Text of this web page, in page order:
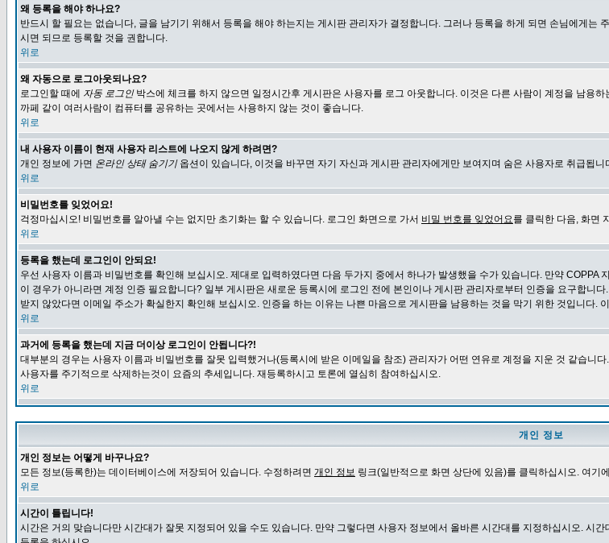
왜 등록을 해야 하나요?
반드시 할 필요는 없습니다, 글을 남기기 위해서 등록을 해야 하는지는 게시판 관리자가 결정합니다. 그러나 등록을 하게 되면 손님에게
시면 되므로 등록할 것을 권합니다.
위로
왜 자동으로 로그아웃되나요?
로그인할 때에 자동 로그인박스에 체크를 하지 않으면 일정시간후 게시판은 사용자를 로그 아웃합니다. 이것은 다른 사람이 계정을 남용
까페 같이 여러사람이 컴퓨터를 공유하는 곳에서는 사용하지 않는 것이 좋습니다.
위로
내 사용자 이름이 현재 사용자 리스트에 나오지 않게 하려면?
개인 정보에 가면 온라인 상태 숨기기옵션이 있습니다, 이것을 바꾸면 자기 자신과 게시판 관리자에게만 보여지며 숨은 사용자로 취급됩니
위로
비밀번호를 잊었어요!
걱정마십시오! 비밀번호를 알아낼 수는 없지만 초기화는 할 수 있습니다. 로그인 화면으로 가서 비밀 번호를 잊었어요를 클릭한 다음, 화면
위로
등록을 했는데 로그인이 안되요!
우선 사용자 이름과 비밀번호를 확인해 보십시오. 제대로 입력하였다면 다음 두가지 중에서 하나가 발생했을 수가 있습니다. 만약 COPPA
이 경우가 아니라면 계정 인증 필요합니다? 일부 게시판은 새로운 등록시에 로그인 전에 본인이나 게시판 관리자로부터 인증을 요구합니
받지 않았다면 이메일 주소가 확실한지 확인해 보십시오. 인증을 하는 이유는 나쁜 마음으로 게시판을 남용하는 것을 막기 위한 것입니다.
위로
과거에 등록을 했는데 지금 더이상 로그인이 안됩니다?!
대부분의 경우는 사용자 이름과 비밀번호를 잘못 입력했거나(등록시에 받은 이메일을 참조) 관리자가 어떤 연유로 계정을 지운 것 같습
사용자를 주기적으로 삭제하는것이 요즘의 추세입니다. 재등록하시고 토론에 열심히 참여하십시오.
위로
개인 정보
개인 정보는 어떻게 바꾸나요?
모든 정보(등록한)는 데이터베이스에 저장되어 있습니다. 수정하려면 개인 정보 링크(일반적으로 화면 상단에 있음)를 클릭하십시오. 여기
위로
시간이 틀립니다!
시간은 거의 맞습니다만 시간대가 잘못 지정되어 있을 수도 있습니다. 만약 그렇다면 사용자 정보에서 올바른 시간대를 지정하십시오. 시